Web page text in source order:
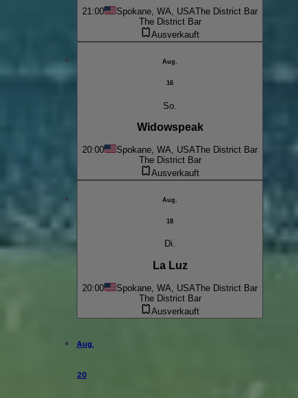
21:00 Spokane, WA, USAThe District Bar
The District Bar
Ausverkauft
Aug.
16
So.
Widowspeak
20:00 Spokane, WA, USAThe District Bar
The District Bar
Ausverkauft
Aug.
18
Di.
La Luz
20:00 Spokane, WA, USAThe District Bar
The District Bar
Ausverkauft
Aug.
20